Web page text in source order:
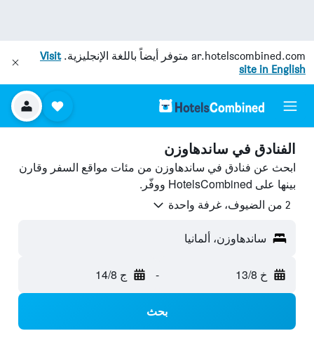
ar.hotelscombined.com متوفر أيضاً باللغة الإنجليزية.Visit
site in English
الفنادق في ساندهاوزن
ابحث عن فنادق في ساندهاوزن من مئات مواقع السفر وقارن
بينها على HotelsCombined ووفّر.
2 من الضيوف، غرفة واحدة
ساندهاوزن، ألمانيا
خ 13/8 - ج 14/8
بحث